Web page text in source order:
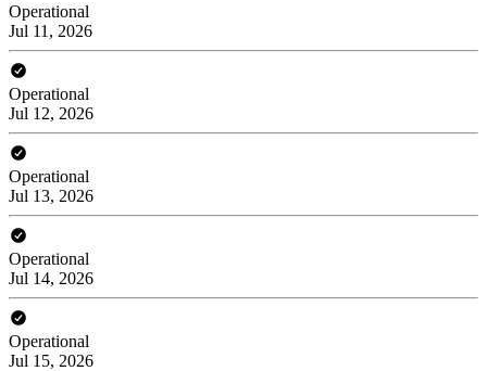
Operational
Jul 11, 2026
Operational
Jul 12, 2026
Operational
Jul 13, 2026
Operational
Jul 14, 2026
Operational
Jul 15, 2026